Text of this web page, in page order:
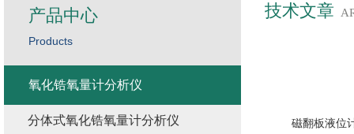
技术文章
磁翻板液位计
产品中心
Products
氧化锆氧量计分析仪
分体式氧化锆氧量计分析仪